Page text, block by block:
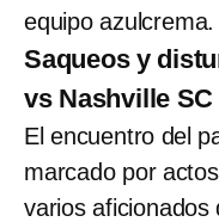
equipo azulcrema.
Saqueos y
vs Nashville SC
El encuentro del
marcado por
varios aficionados